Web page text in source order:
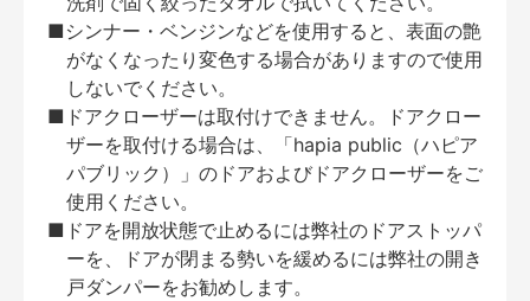
■シンナー・ベンジンなどを使用すると、表面の艶
がなくなったり変色する場合がありますので使用
しないでください。
■ドアクローザーは取付けできません。ドアクロー
ザーを取付ける場合は、「hapia public（ハピア
パブリック）」のドアおよびドアクローザーをご
使用ください。
■ドアを開放状態で止めるには弊社のドアストッパ
ーを、ドアが閉まる勢いを緩めるには弊社の開き
戸ダンパーをお勧めします。